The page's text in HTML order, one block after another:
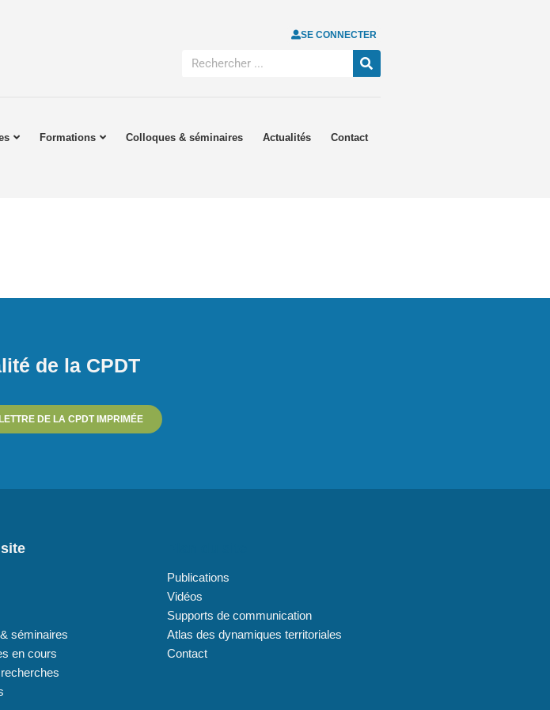
SE CONNECTER
Formations Colloques & séminaires Actualités Contact
de la CPDT
DE LA CPDT IMPRIMÉE
séminaires
en cours
Publications
Vidéos
Supports de communication
Atlas des dynamiques territoriales
Contact